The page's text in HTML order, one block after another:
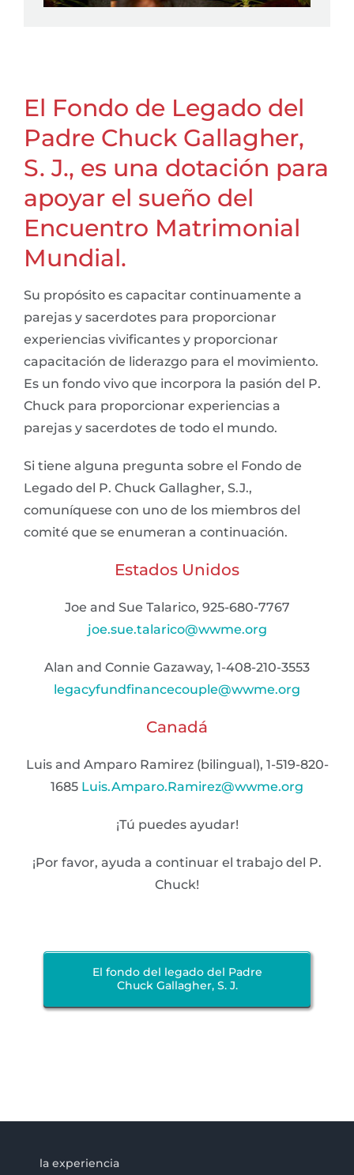
El Fondo de Legado del
Padre Chuck Gallagher,
S. J., es una dotación para
apoyar el sueño del
Encuentro Matrimonial
Mundial.
Su propósito es capacitar continuamente a
parejas y sacerdotes para proporcionar
experiencias vivificantes y proporcionar
capacitación de liderazgo para el movimiento.
Es un fondo vivo que incorpora la pasión del P.
Chuck para proporcionar experiencias a
parejas y sacerdotes de todo el mundo.
Si tiene alguna pregunta sobre el Fondo de
Legado del P. Chuck Gallagher, S.J.,
comuníquese con uno de los miembros del
comité que se enumeran a continuación.
Estados Unidos
Joe and Sue Talarico, 925-680-7767
joe.sue.talarico@wwme.org
Alan and Connie Gazaway, 1-408-210-3553
legacyfundfinancecouple@wwme.org
Canadá
Luis and Amparo Ramirez (bilingual), 1-519-820-
1685 Luis.Amparo.Ramirez@wwme.org
¡Tú puedes ayudar!
¡Por favor, ayuda a continuar el trabajo del P.
Chuck!
El fondo del legado del Padre
Chuck Gallagher, S. J.
la experiencia